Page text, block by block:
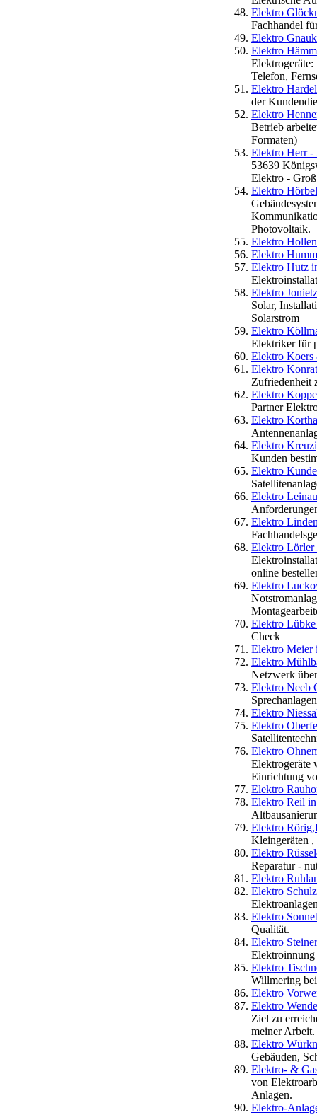
Elektro
Fachhandel
Elektro Gnauk
Elektro
Telefon,
Elektro
der
Elektro
Betrieb
Formaten)
Elektro Herr -
53639
Elektro -
Elektro
Photovoltaik.
Elektro
Elektro
Elektro Hutz
Elektro
Solar,
Solarstrom
Elektro
Elektriker für
Elektro Koers
Elektro
Zufriedenheit
Elektro
Partner
Elektro
Elektro
Kunden
Elektro
Elektro
Elektro
Elektro
online
Elektro
Elektro
Check
Elektro Meier
Elektro
Netzwerk
Elektro Neeb
Elektro
Elektro
Elektro
Elektrogeräte
Einrichtung
Elektro
Elektro Reil
Elektro
Kleingeräten
Elektro
Reparatur -
Elektro
Elektro
Elektro
Qualität.
Elektro
Elektroinnung
Elektro
Willmering
Elektro
Elektro
Ziel zu
meiner Arbeit.
Elektro
Gebäuden,
Elektro- &
von
Anlagen.
Elektro-